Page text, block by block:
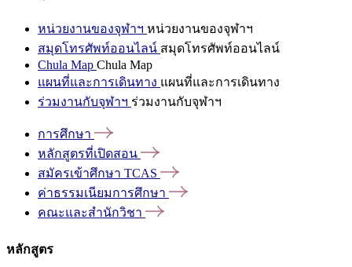
หน่วยงานของจุฬาฯ หน่วยงานของจุฬาฯ
สมุดโทรศัพท์ออนไลน์ สมุดโทรศัพท์ออนไลน์
Chula Map Chula Map
แผนที่และการเดินทาง แผนที่และการเดินทาง
ร่วมงานกับจุฬาฯ ร่วมงานกับจุฬาฯ
การศึกษา
หลักสูตรที่เปิดสอน
สมัครเข้าศึกษา TCAS
ค่าธรรมเนียมการศึกษา
คณะและสำนักวิชา
หลักสูตร